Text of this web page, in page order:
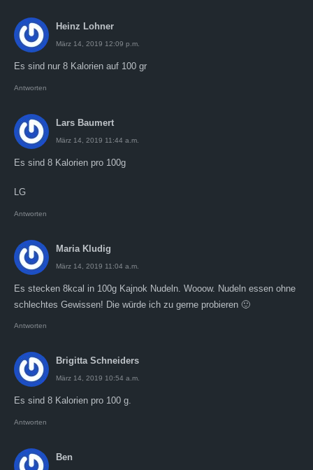
Heinz Lohner
März 14, 2019 12:09 p.m.
Es sind nur 8 Kalorien auf 100 gr
Antworten
Lars Baumert
März 14, 2019 11:44 a.m.
Es sind 8 Kalorien pro 100g
LG
Antworten
Maria Kludig
März 14, 2019 11:04 a.m.
Es stecken 8kcal in 100g Kajnok Nudeln. Wooow. Nudeln essen ohne
schlechtes Gewissen! Die würde ich zu gerne probieren 🙂
Antworten
Brigitta Schneiders
März 14, 2019 10:54 a.m.
Es sind 8 Kalorien pro 100 g.
Antworten
Ben